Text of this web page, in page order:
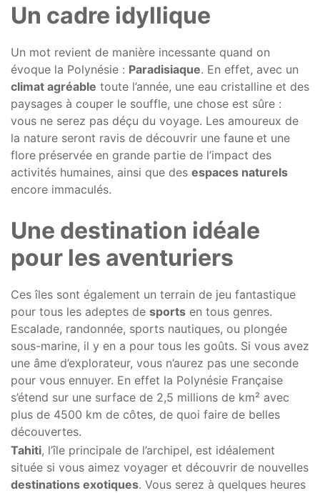
Un cadre idyllique
Un mot revient de manière incessante quand on
évoque la Polynésie : Paradisiaque. En effet, avec un
climat agréable toute l’année, une eau cristalline et des
paysages à couper le souffle, une chose est sûre :
vous ne serez pas déçu du voyage. Les amoureux de
la nature seront ravis de découvrir une faune et une
flore préservée en grande partie de l’impact des
activités humaines, ainsi que des espaces naturels
encore immaculés.
Une destination idéale
pour les aventuriers
Ces îles sont également un terrain de jeu fantastique
pour tous les adeptes de sports en tous genres.
Escalade, randonnée, sports nautiques, ou plongée
sous-marine, il y en a pour tous les goûts. Si vous avez
une âme d’explorateur, vous n’aurez pas une seconde
pour vous ennuyer. En effet la Polynésie Française
s’étend sur une surface de 2,5 millions de km² avec
plus de 4500 km de côtes, de quoi faire de belles
découvertes.
Tahiti, l’île principale de l’archipel, est idéalement
située si vous aimez voyager et découvrir de nouvelles
destinations exotiques. Vous serez à quelques heures